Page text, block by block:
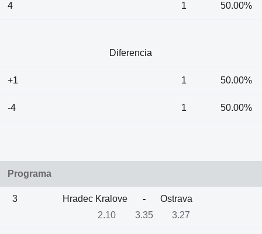
4 1 50.00%
Diferencia
+1 1 50.00%
-4 1 50.00%
Programa
3 Hradec Kralove -
Ostrava
2.10
3.35 3.27